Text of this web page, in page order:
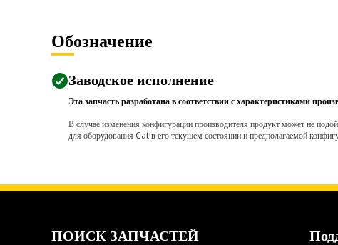
Обозначение
Заводское исполнение
Эта запчасть разработана в соответствии с характеристиками
В случае изменения конфигурации производителя продукт может не
для оборудования Cat в его текущем состоянии и предполагаемой
ПОИСК ЗАПЧАСТЕЙ